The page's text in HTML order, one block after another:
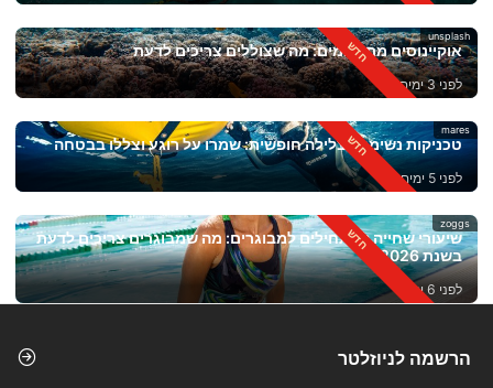
unsplash
אוקיינוסים מתחממים: מה שצוללים צריכים לדעת
לפני 3 ימים
mares
טכניקות נשימה לצלילה חופשית: שמרו על רוגע וצללו בבטחה
לפני 5 ימים
zoggs
שיעורי שחייה למתחילים למבוגרים: מה שמבוגרים צריכים לדעת
בשנת 2026
לפני 6 ימים
הרשמה לניוזלטר